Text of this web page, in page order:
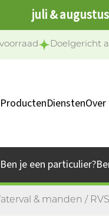
juli &
Doelgericht
ProductenDienstenOver
Ben je een particulier?
& manden /